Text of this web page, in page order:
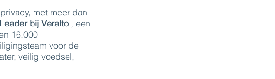
met meer dan
bij Veralto , een
16.000
voor de
veilig voedsel,